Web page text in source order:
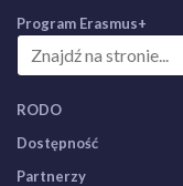
Program Erasmus+
RODO
Dostępność
Partnerzy